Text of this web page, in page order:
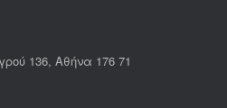
136, Αθήνα 176 71